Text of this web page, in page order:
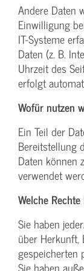
Andere Daten
Einwilligung
IT-Systeme
Daten (z. B.
Uhrzeit des
erfolgt
Wofür nutzen
Ein Teil der
Bereitstellung
Daten können
verwendet
Welche
Sie haben
über
gespeicherten
Sie haben